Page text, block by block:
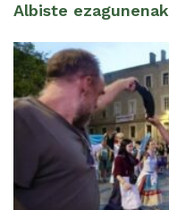
Albiste ezagunenak